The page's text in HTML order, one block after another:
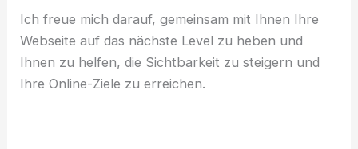
Ich freue mich darauf, gemeinsam mit Ihnen Ihre
Webseite auf das nächste Level zu heben und
Ihnen zu helfen, die Sichtbarkeit zu steigern und
Ihre Online-Ziele zu erreichen.